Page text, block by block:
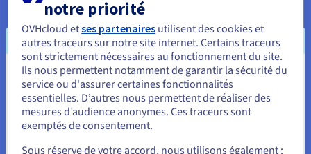
travailler, mais c'est lui qui sera
configuration et de sa maintenance. Il est donc très
important dedisposer des connaissances techniques
au sein de votre entreprise pour pouvoir vous en charger
vous-même.
Paas (Platform as a Service)
Vous semblez être localisé en États-
Unis.
Pour commander, rendez-vous sur le site de votre pays (États-
notre priorité
OVHcloud etses partenaires utilisent des cookies et
autres traceurs sur notre site internet. Certains traceurs
sont strictement nécessaires au fonctionnement du site.
Ils nous permettent notamment de garantir la sécurité du
service ou d'assurer certaines fonctionnalités
essentielles. D’autres nous permettent de réaliser des
mesures d’audience anonymes. Ces traceurs sont
exemptés de consentement.
Sous réserve de votre accord, nous utilisons également :